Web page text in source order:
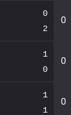
0
2
0
1
0
0
1
1
0